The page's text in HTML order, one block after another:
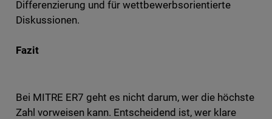
Differenzierung und für wettbewerbsorientierte
Diskussionen.
Fazit
Bei MITRE ER7 geht es nicht darum, wer die höchste
Zahl vorweisen kann. Entscheidend ist, wer klare